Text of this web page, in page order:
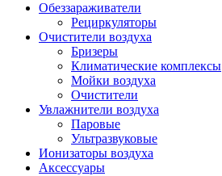
Обеззараживатели
Рециркуляторы
Очистители воздуха
Бризеры
Климатические комплексы
Мойки воздуха
Очистители
Увлажнители воздуха
Паровые
Ультразвуковые
Ионизаторы воздуха
Аксессуары